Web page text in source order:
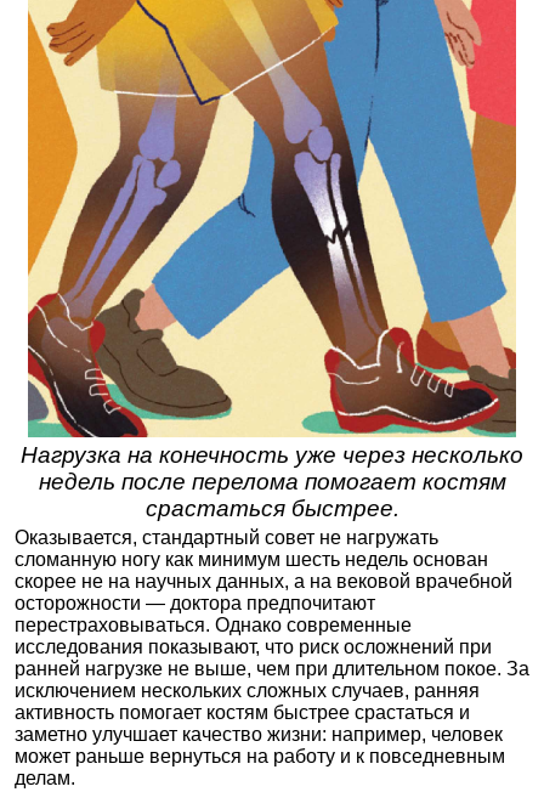
Нагрузка на конечность уже через несколько
недель после перелома помогает костям
срастаться быстрее.
Оказывается, стандартный совет не нагружать
сломанную ногу как минимум шесть недель основан
скорее не на научных данных, а на вековой врачебной
осторожности — доктора предпочитают
перестраховываться. Однако современные
исследования показывают, что риск осложнений при
ранней нагрузке не выше, чем при длительном покое. За
исключением нескольких сложных случаев, ранняя
активность помогает костям быстрее срастаться и
заметно улучшает качество жизни: например, человек
может раньше вернуться на работу и к повседневным
делам.